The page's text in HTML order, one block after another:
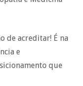
de acreditar! É na
e
que